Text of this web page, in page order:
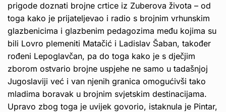
prigode doznati brojne crtice iz Zuberova života – od
toga kako je prijateljevao i radio s brojnim vrhunskim
glazbenicima i glazbenim pedagozima među kojima su
bili Lovro plemeniti Matačić i Ladislav Šaban, također
rođeni Lepoglavčan, pa do toga kako je s dječjim
zborom ostvario brojne uspjehe ne samo u tadašnjoj
Jugoslaviji već i van njenih granica omogućivši tako
mladima boravak u brojnim svjetskim destinacijama.
Upravo zbog toga je uvijek govorio, istaknula je Pintar,